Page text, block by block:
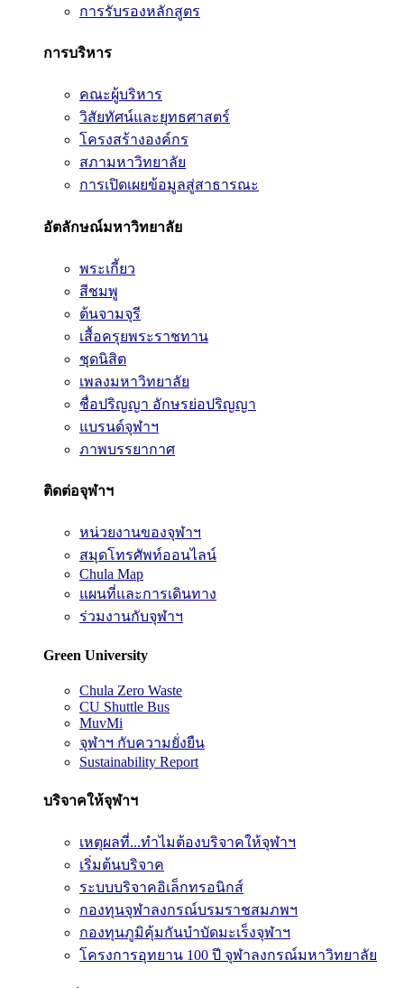
การรับรองหลักสูตร
การบริหาร
คณะผู้บริหาร
วิสัยทัศน์และยุทธศาสตร์
โครงสร้างองค์กร
สภามหาวิทยาลัย
การเปิดเผยข้อมูลสู่สาธารณะ
อัตลักษณ์มหาวิทยาลัย
พระเกี้ยว
สีชมพู
ต้นจามจุรี
เสื้อครุยพระราชทาน
ชุดนิสิต
เพลงมหาวิทยาลัย
ชื่อปริญญา อักษรย่อปริญญา
แบรนด์จุฬาฯ
ภาพบรรยากาศ
ติดต่อจุฬาฯ
หน่วยงานของจุฬาฯ
สมุดโทรศัพท์ออนไลน์
Chula Map
แผนที่และการเดินทาง
ร่วมงานกับจุฬาฯ
Green University
Chula Zero Waste
CU Shuttle Bus
MuvMi
จุฬาฯ กับความยั่งยืน
Sustainability Report
บริจาคให้จุฬาฯ
เหตุผลที่...ทำไมต้องบริจาคให้จุฬาฯ
เริ่มต้นบริจาค
ระบบบริจาคอิเล็กทรอนิกส์
กองทุนจุฬาลงกรณ์บรมราชสมภพฯ
กองทุนภูมิคุ้มกันบำบัดมะเร็งจุฬาฯ
โครงการอุทยาน 100 ปี จุฬาลงกรณ์มหาวิทยาลัย